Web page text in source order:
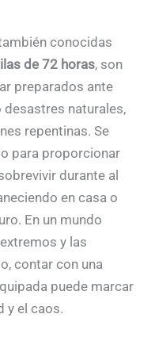
conocidas
de 72 horas, son
preparados ante
naturales,
repentinas. Se
para proporcionar
durante al
en casa o
En un mundo
y las
contar con una
puede marcar
y el caos.